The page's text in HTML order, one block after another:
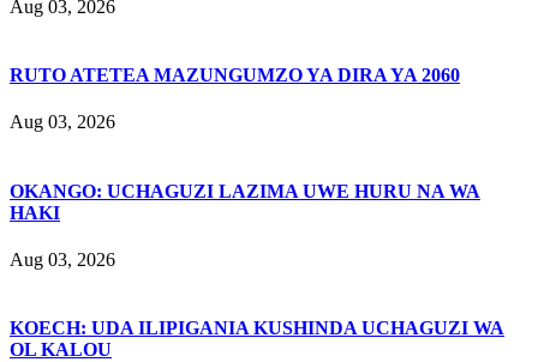
Aug 03, 2026
RUTO ATETEA MAZUNGUMZO YA DIRA YA 2060
Aug 03, 2026
OKANGO: UCHAGUZI LAZIMA UWE HURU NA WA
HAKI
Aug 03, 2026
KOECH: UDA ILIPIGANIA KUSHINDA UCHAGUZI WA
OL KALOU